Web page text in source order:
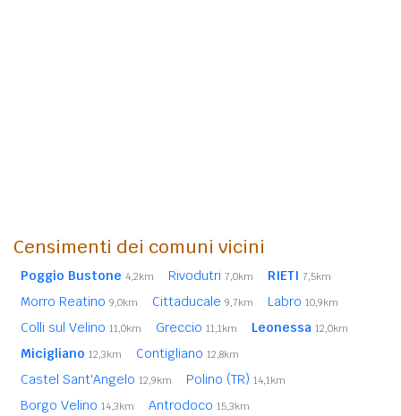
Censimenti dei comuni vicini
Poggio Bustone 4,2km Rivodutri 7,0km RIETI 7,5km
Morro Reatino 9,0km Cittaducale 9,7km Labro 10,9km
Colli sul Velino 11,0km Greccio 11,1km Leonessa 12,0km
Micigliano 12,3km Contigliano 12,8km
Castel Sant'Angelo 12,9km Polino (TR) 14,1km
Borgo Velino 14,3km Antrodoco 15,3km